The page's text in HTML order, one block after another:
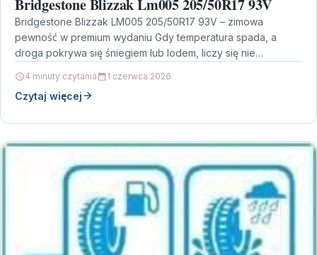
Bridgestone Blizzak Lm005 205/50R17 93V
Bridgestone Blizzak LM005 205/50R17 93V – zimowa
pewność w premium wydaniu Gdy temperatura spada, a
droga pokrywa się śniegiem lub lodem, liczy się nie…
4 minuty czytania 1 czerwca 2026
Czytaj więcej